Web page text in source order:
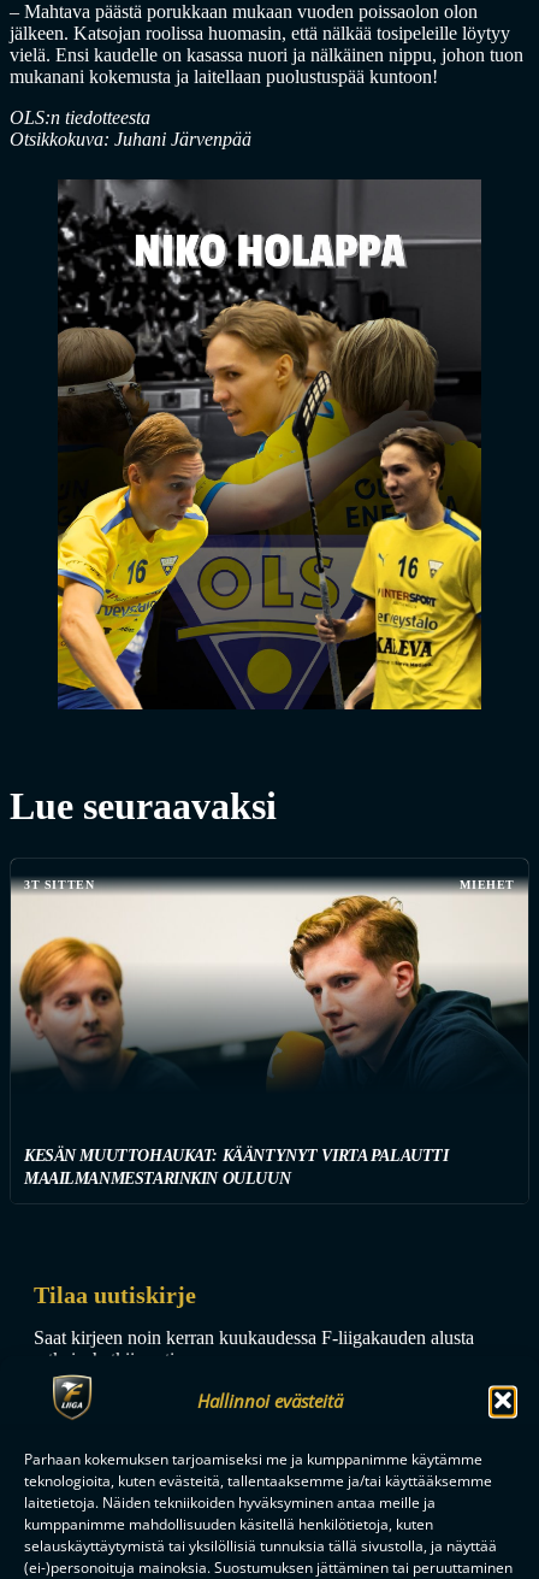
Hallinnoi evästeitä
Parhaan kokemuksen tarjoamiseksi me ja kumppanimme käytämme
teknologioita, kuten evästeitä, tallentaaksemme ja/tai käyttääksemme
laitetietoja. Näiden tekniikoiden hyväksyminen antaa meille ja
kumppanimme mahdollisuuden käsitellä henkilötietoja, kuten
selauskäyttäytymistä tai yksilöllisiä tunnuksia tällä sivustolla, ja näyttää
(ei-)personoituja mainoksia. Suostumuksen jättäminen tai peruuttaminen
– Mahtava päästä porukkaan mukaan vuoden poissaolon olon
jälkeen. Katsojan roolissa huomasin, että nälkää tosipeleille löytyy
vielä. Ensi kaudelle on kasassa nuori ja nälkäinen nippu, johon tuon
mukanani kokemusta ja laitellaan puolustuspää kuntoon!
OLS:n tiedotteesta
Otsikkokuva: Juhani Järvenpää
Lue seuraavaksi
3T SITTEN MIEHET
KESÄN MUUTTOHAUKAT: KÄÄNTYNYT VIRTA PALAUTTI
MAAILMANMESTARINKIN OULUUN
Tilaa uutiskirje
Saat kirjeen noin kerran kuukaudessa F-liigakauden alusta
ratkaisuhetkiin asti.
TILAA